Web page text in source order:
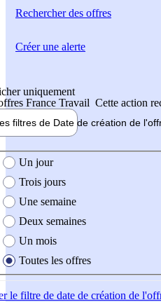
Rechercherdes offres
uniquement
France Travail Cette action
filtres de Date de création de
création de l'offre
Un jour
Trois jours
Une semaine
Deux semaines
Un mois
Toutes les offres
le filtre de date de création de
Créer une alerte